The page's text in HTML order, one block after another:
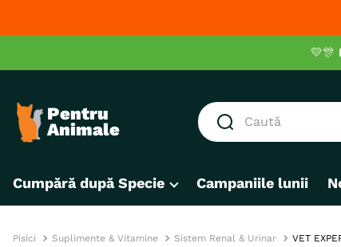
💛🎊
Caută
1. hrana umeda pisici
3. hrana uscata pisici
Cumpără după Specie Campaniile lunii
Pisici Suplimente & Vitamine Sistem Renal & Urinar VET